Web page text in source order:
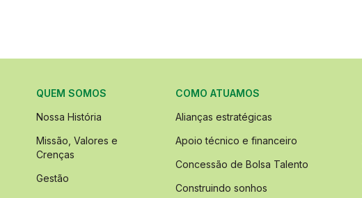
QUEM SOMOS
Nossa História
Missão, Valores e
Crenças
Gestão
COMO ATUAMOS
Alianças estratégicas
Apoio técnico e financeiro
Concessão de Bolsa Talento
Construindo sonhos